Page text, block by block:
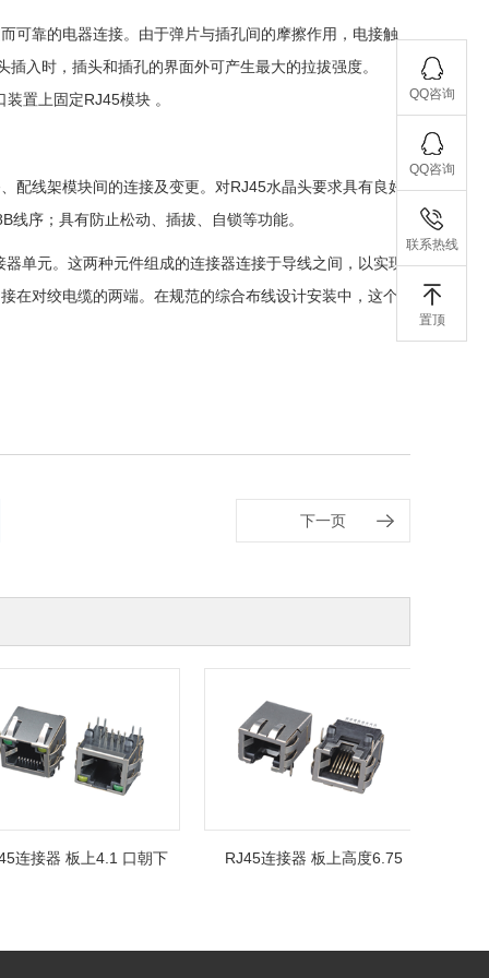
可靠的电器连接。由于弹片与插孔间的摩擦作用，电接触
入时，插头和插孔的界面外可产生最大的拉拔强度。
置上固定RJ45模块 。
配线架模块间的连接及变更。对RJ45水晶头要求具有良好
序；具有防止松动、插拔、自锁等功能。
单元。这两种元件组成的连接器连接于导线之间，以实现
在对绞电缆的两端。在规范的综合布线设计安装中，这个
下一页
连接器 板上4.1 口朝下 RJ45连接器 板上高度6.75
QQ咨询
QQ咨询
联系热线
置顶